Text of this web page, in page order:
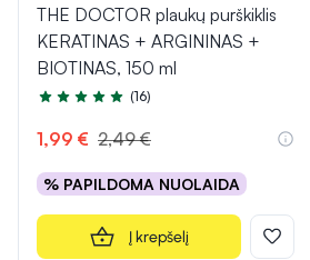
THE DOCTOR plaukų purškiklis
KERATINAS + ARGININAS +
BIOTINAS, 150 ml
Įvertinimas 4.7 iš 5
(16)
1,99 € 2,49 €
% PAPILDOMA NUOLAIDA
Į krepšelį